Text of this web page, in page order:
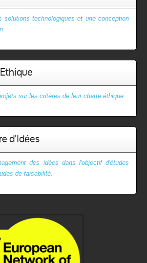
solutions technologiques et une conception
sur les critères de leur charte éthique.
d'Idées
des idées dans l'objectif d'études
de faisabilité.